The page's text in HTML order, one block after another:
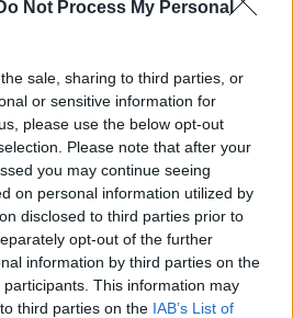
Not Process My Personal
sale, sharing to third parties, or
or sensitive information for
please use the below opt-out
Please note that after your
you may continue seeing
on personal information utilized by
disclosed to third parties prior to
opt-out of the further
information by third parties on the
participants. This information may
third parties on the IAB’s List of